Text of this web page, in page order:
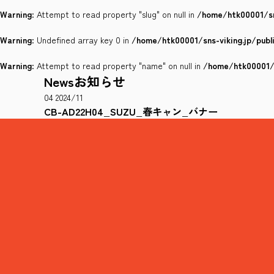
Warning: Attempt to read property "slug" on null in /home/htk00001/
Warning: Undefined array key 0 in /home/htk00001/sns-viking.jp/
Warning: Attempt to read property "name" on null in /home/
Newsお知らせ
04 2024/11
CB-AD22H04_SUZU_春キャン_バナー